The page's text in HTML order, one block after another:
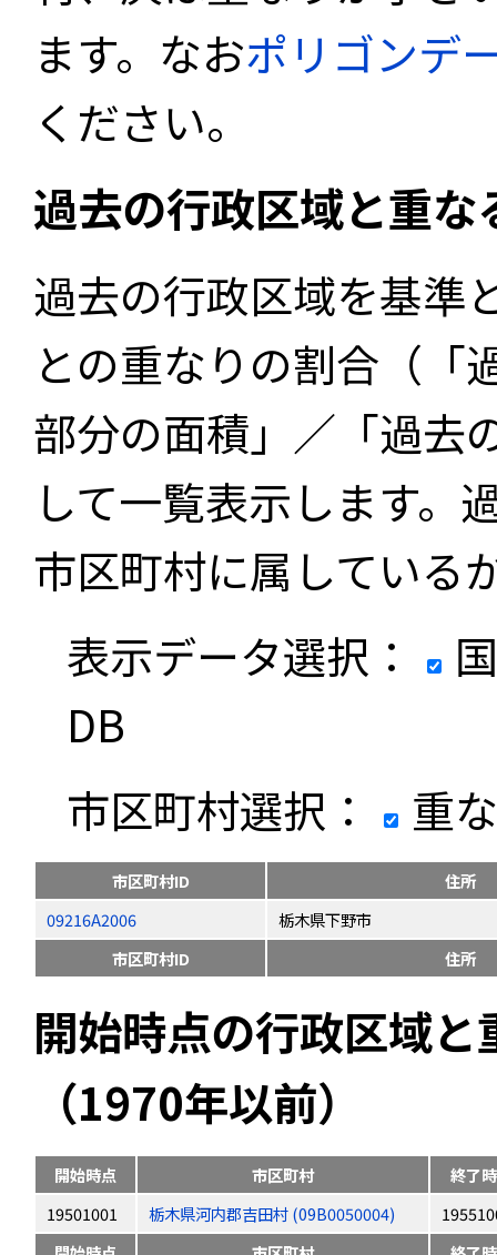
ます。なおポリゴンデ
ください。
過去の行政区域と重
過去の行政区域を基準
との重なりの割合（「
部分の面積」／「過去
して一覧表示します。
市区町村に属している
表示データ選択：
DB
市区町村選択：
重
市区町村ID
住所
09216A2006
栃木県下野市
市区町村ID
住所
開始時点の行政区域
（1970年以前）
開始時点 市区町村
終了
19501001
栃木県河内郡吉田村 (09B0050004)